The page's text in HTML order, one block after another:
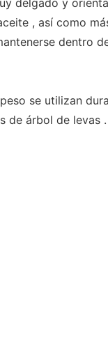
delgado y
, así como
dentro
se utilizan
de árbol de levas .